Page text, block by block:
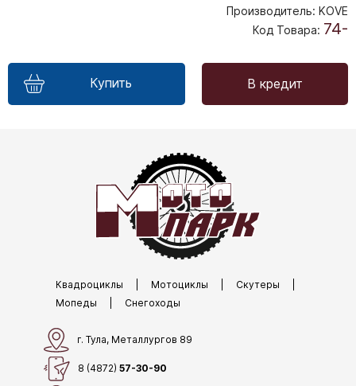
Производитель: KOVE
Код Товара: 74-
Купить В кредит
Квадроциклы Мотоциклы Скутеры
Мопеды
Снегоходы
г. Тула, Металлургов 89
8 (4872) 57-30-90